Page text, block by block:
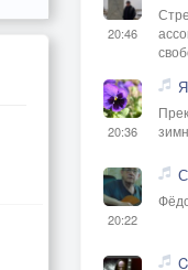
20:46
20:36
20:22